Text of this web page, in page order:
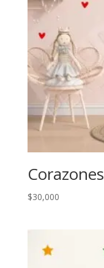
Corazones
$30,000